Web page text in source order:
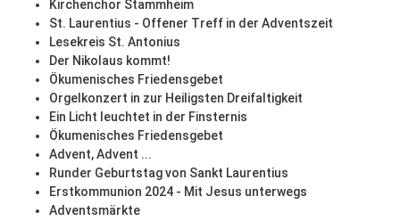
Kirchenchor Stammheim
St. Laurentius - Offener Treff in der Adventszeit
Lesekreis St. Antonius
Der Nikolaus kommt!
Ökumenisches Friedensgebet
Orgelkonzert in zur Heiligsten Dreifaltigkeit
Ein Licht leuchtet in der Finsternis
Ökumenisches Friedensgebet
Advent, Advent ...
Runder Geburtstag von Sankt Laurentius
Erstkommunion 2024 - Mit Jesus unterwegs
Adventsmärkte